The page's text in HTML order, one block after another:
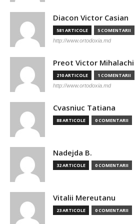
Diacon Victor Casian
581 ARTICOLE 5 COMENTARII
http://www.ortodoxia.md
Preot Victor Mihalachi
210 ARTICOLE 1 COMENTARII
http://www.ortodoxia.md
Cvasniuc Tatiana
88 ARTICOLE 0 COMENTARII
Nadejda B.
32 ARTICOLE 0 COMENTARII
Vitalii Mereutanu
23 ARTICOLE 0 COMENTARII